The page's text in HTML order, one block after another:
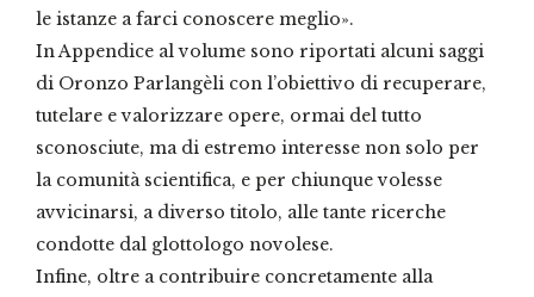
le istanze a farci conoscere meglio».
In Appendice al volume sono riportati alcuni saggi
di Oronzo Parlangèli con l’obiettivo di recuperare,
tutelare e valorizzare opere, ormai del tutto
sconosciute, ma di estremo interesse non solo per
la comunità scientifica, e per chiunque volesse
avvicinarsi, a diverso titolo, alle tante ricerche
condotte dal glottologo novolese.
Infine, oltre a contribuire concretamente alla